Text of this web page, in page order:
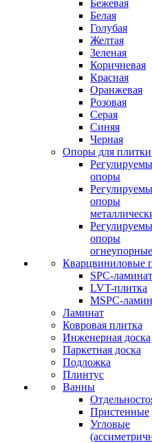
Бежевая
Белая
Голубая
Желтая
Зеленая
Коричневая
Красная
Оранжевая
Розовая
Серая
Синяя
Черная
Опоры для плитки
опоры
опоры
опоры
огнеупорные
Кварцвиниловые
SPC-ламинат
LVT-плитка
MSPC-
Ламинат
Ковровая плитка
Инженерная доска
Паркетная доска
Подложка
Плинтус
Ванны
Пристенные
Угловые